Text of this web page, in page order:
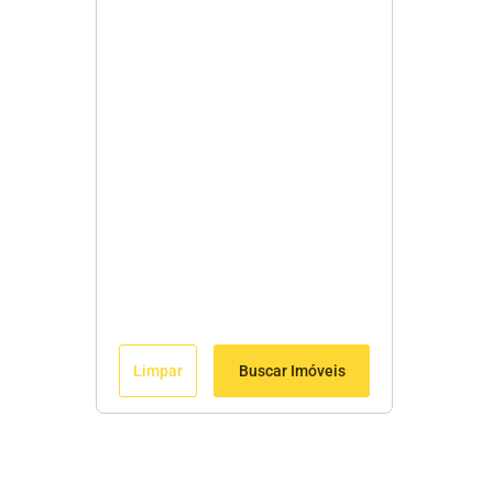
Limpar Buscar Imóveis